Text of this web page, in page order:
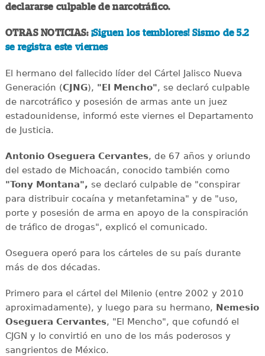
declararse culpable de narcotráfico.
OTRAS NOTICIAS: ¡Siguen los temblores! Sismo de 5.2
se registra este viernes
El hermano del fallecido líder del Cártel Jalisco Nueva
Generación (CJNG), "El Mencho", se declaró culpable
de narcotráfico y posesión de armas ante un juez
estadounidense, informó este viernes el Departamento
de Justicia.
Antonio Oseguera Cervantes, de 67 años y oriundo
del estado de Michoacán, conocido también como
"Tony Montana", se declaró culpable de "conspirar
para distribuir cocaína y metanfetamina" y de "uso,
porte y posesión de arma en apoyo de la conspiración
de tráfico de drogas", explicó el comunicado.
Oseguera operó para los cárteles de su país durante
más de dos décadas.
Primero para el cártel del Milenio (entre 2002 y 2010
aproximadamente), y luego para su hermano, Nemesio
Oseguera Cervantes, "El Mencho", que cofundó el
CJGN y lo convirtió en uno de los más poderosos y
sangrientos de México.